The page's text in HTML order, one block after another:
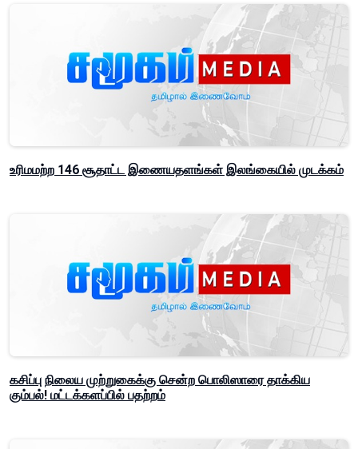
உரிமமற்ற 146 சூதாட்ட இணையதளங்கள் இலங்கையில் முடக்கம்
கசிப்பு நிலைய முற்றுகைக்கு சென்ற பொலிஸாரை தாக்கிய
கும்பல்! மட்டக்களப்பில் பதற்றம்